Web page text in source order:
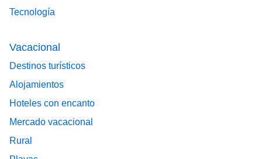
Tecnología
Vacacional
Destinos turísticos
Alojamientos
Hoteles con encanto
Mercado vacacional
Rural